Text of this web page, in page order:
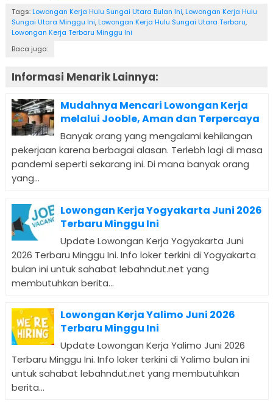
Tags: Lowongan Kerja Hulu Sungai Utara Bulan Ini, Lowongan Kerja Hulu
Sungai Utara Minggu Ini, Lowongan Kerja Hulu Sungai Utara Terbaru,
Lowongan Kerja Terbaru Minggu Ini
Baca juga:
Informasi Menarik Lainnya:
Mudahnya Mencari Lowongan Kerja
melalui Jooble, Aman dan Terpercaya
Banyak orang yang mengalami kehilangan
pekerjaan karena berbagai alasan. Terlebh lagi di masa
pandemi seperti sekarang ini. Di mana banyak orang
yang...
Lowongan Kerja Yogyakarta Juni 2026
Terbaru Minggu Ini
Update Lowongan Kerja Yogyakarta Juni
2026 Terbaru Minggu Ini. Info loker terkini di Yogyakarta
bulan ini untuk sahabat lebahndut.net yang
membutuhkan berita...
Lowongan Kerja Yalimo Juni 2026
Terbaru Minggu Ini
Update Lowongan Kerja Yalimo Juni 2026
Terbaru Minggu Ini. Info loker terkini di Yalimo bulan ini
untuk sahabat lebahndut.net yang membutuhkan
berita...